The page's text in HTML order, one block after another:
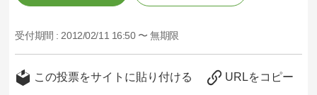
受付期間 : 2012/02/11 16:50 〜 無期限
この投票をサイトに貼り付ける URLをコピー